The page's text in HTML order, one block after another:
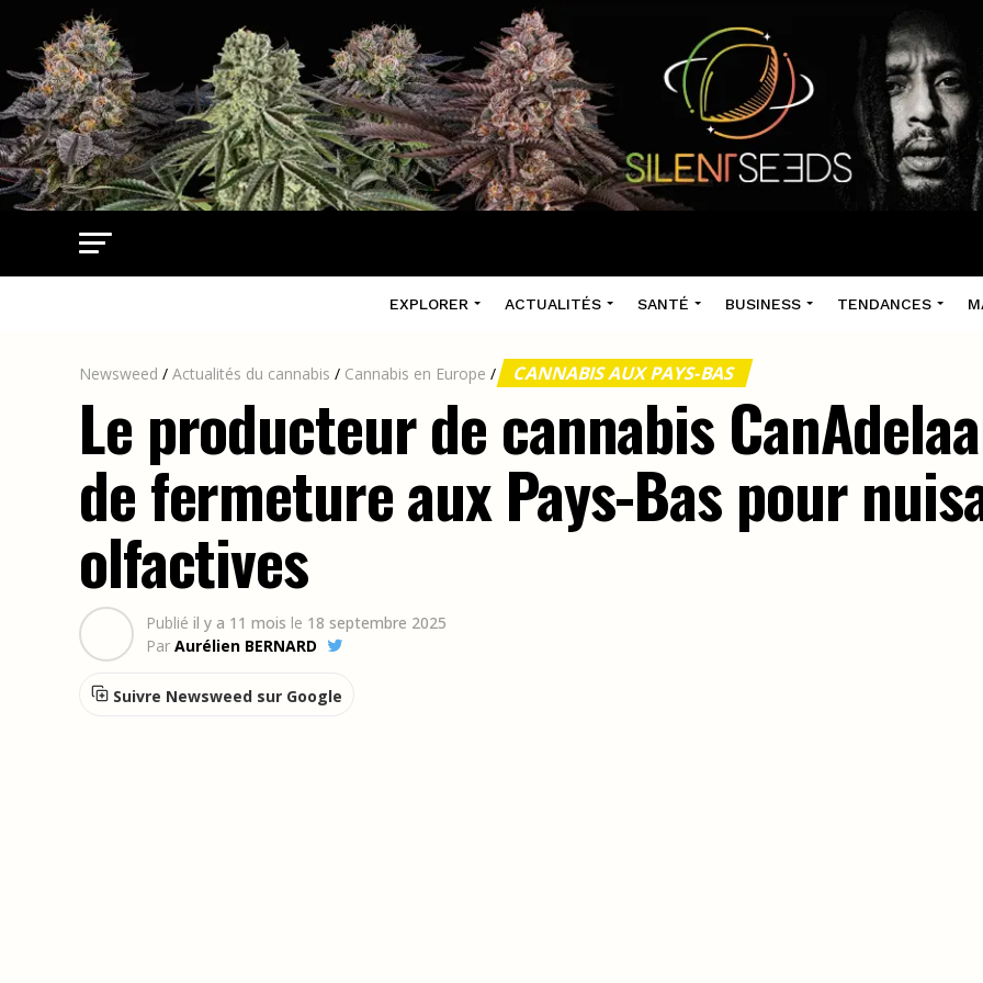
EXPLORER ACTUALITÉS SANTÉ BUSINESS TENDANCES
Newsweed / Actualités du cannabis / Cannabis en Europe / CANNABIS AUX PAYS-BAS
Le producteur de cannabis
de fermeture aux Pays-Bas pour
olfactives
Publié il y a 11 mois le 18 septembre 2025
Par Aurélien BERNARD
Suivre Newsweed sur Google